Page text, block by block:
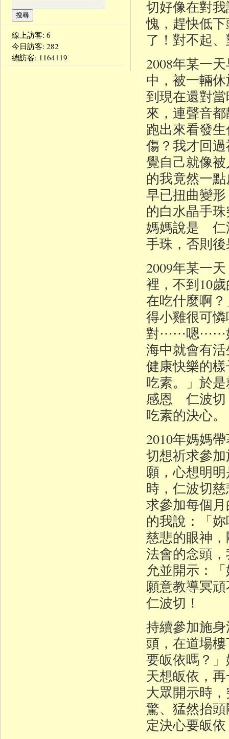
切好像在對
愧，趕快低
了！對不起
2008年某一
中，被一輛
到現在還對
來，連聲音
跑出來看發
傷？我才回
覺自己就像
的我竟然一
早已扭曲變
的白水晶手
媽媽說是 仁
手珠，否則
2009年某一
裡，不到10
在吃什麼啊
得小雞很可
對⋯⋯嗯⋯⋯好
海中就會有
健康快樂的
吃素。」於
感恩 仁波切
吃素的決心。
2010年媽媽
切想祈求參
願，心想明
時，仁波切
求參加每個
的我說：「
慈悲的眼神
法會的念頭
允並開示：
願意教導冥
仁波切！
持續參加施
頭，在道場
要皈依嗎？
天想皈依，
大眾開示時
驚、猛然抬
定決心要皈
線上訪客: 6
今日訪客: 282
總訪客: 1164119